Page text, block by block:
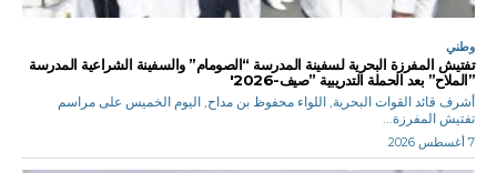
وطني
تفتيش المفرزة البحرية لسفينة المدرسة “الصومام” والسفينة الشراعية المدرسة
”الملاح” بعد الحملة التدريبية ”صيف-2026′
أشرف قائد القوات البحرية, اللواء محفوظ بن مداح, اليوم الخميس على مراسم
تفتيش المفرزة...
7 أغسطس 2026